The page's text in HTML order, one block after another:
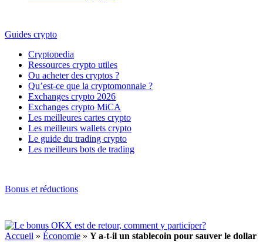
Guides crypto
Cryptopedia
Ressources crypto utiles
Ou acheter des cryptos ?
Qu’est-ce que la cryptomonnaie ?
Exchanges crypto 2026
Exchanges crypto MiCA
Les meilleures cartes crypto
Les meilleurs wallets crypto
Le guide du trading crypto
Les meilleurs bots de trading
Bonus et réductions
Accueil » Économie » Y a-t-il un stablecoin pour sauver le dollar